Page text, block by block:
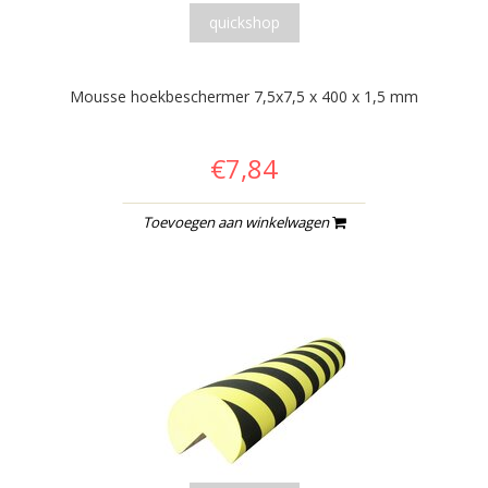
quickshop
Mousse hoekbeschermer 7,5x7,5 x 400 x 1,5 mm
€7,84
Toevoegen aan winkelwagen